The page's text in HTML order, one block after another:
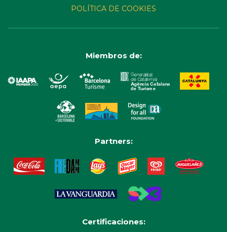
POLÍTICA DE COOKIES
Miembros de:
Partners:
Certificaciones: